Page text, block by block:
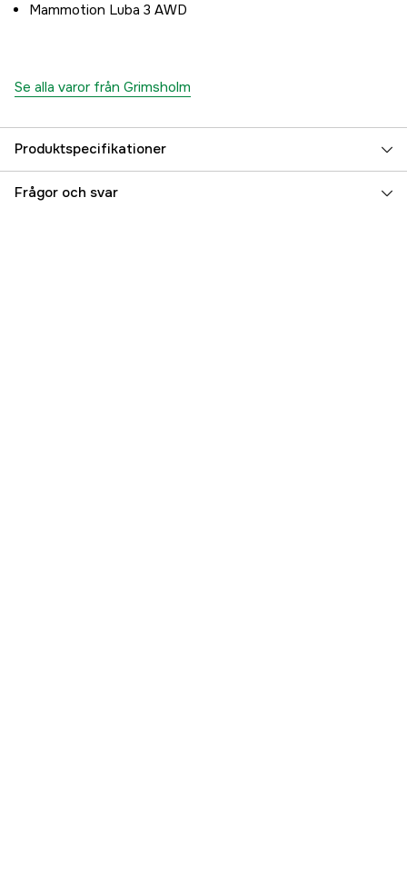
Mammotion Luba 3 AWD
Se alla varor från Grimsholm
Produktspecifikationer
Referensnummer 1000871968
Frågor och svar